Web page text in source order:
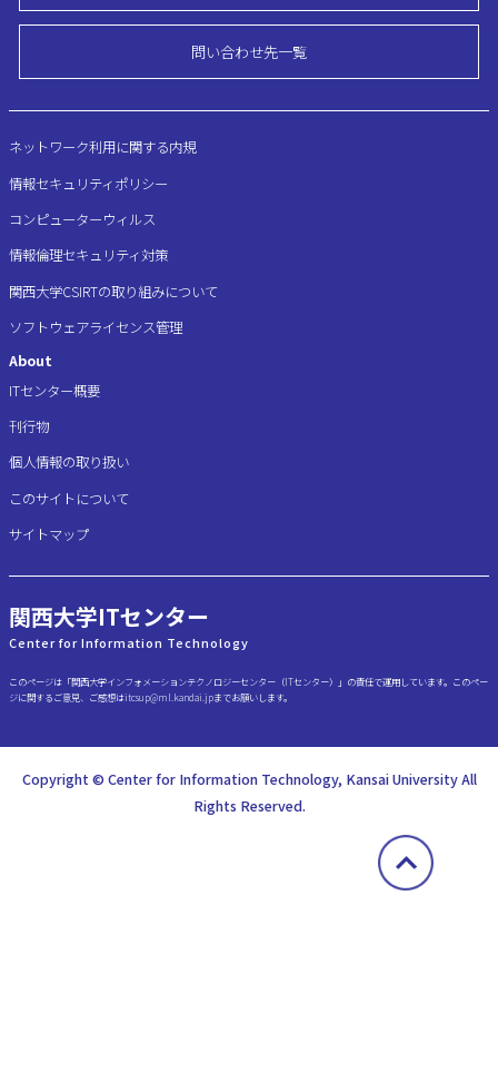
関西大学ITセンター
Center for Information Technology
このページは「関西大学インフォメーションテクノロジーセンター（ITセンター）」の責任で運用しています。このペー
ジに関するご意見、ご感想はitcsup@ml.kandai.jpまでお願いします。
ネットワーク利用に関する内規
情報セキュリティポリシー
コンピューターウィルス
情報倫理セキュリティ対策
関西大学CSIRTの取り組みについて
ソフトウェアライセンス管理
About
ITセンター概要
刊行物
個人情報の取り扱い
このサイトについて
サイトマップ
問い合わせ先一覧
Copyright © Center for Information Technology, Kansai University All
Rights Reserved.